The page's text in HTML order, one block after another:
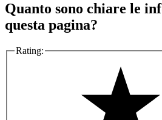
Quanto sono chiare le
questa pagina?
Rating: